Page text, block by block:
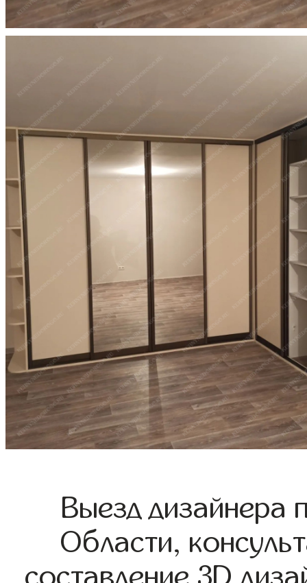
Выезд дизайнера
Области,